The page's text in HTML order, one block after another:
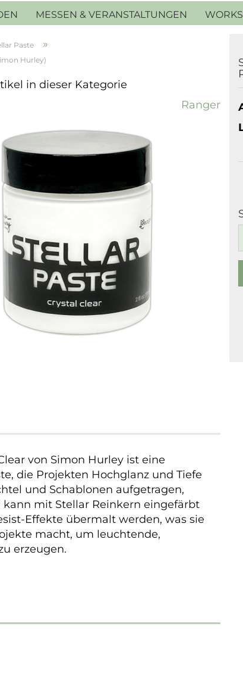
MESSEN & VERANSTALTUNGEN
Paste »
Hurley)
in dieser Kategorie
Ranger
von Simon Hurley ist eine
die Projekten Hochglanz und Tiefe
und Schablonen aufgetragen,
mit Stellar Reinkern eingefärbt
Effekte übermalt werden, was sie
macht, um leuchtende,
erzeugen.